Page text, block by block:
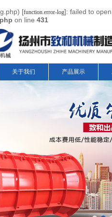
[function.error-log]: failed to
on line 431
关于我们 产品展示